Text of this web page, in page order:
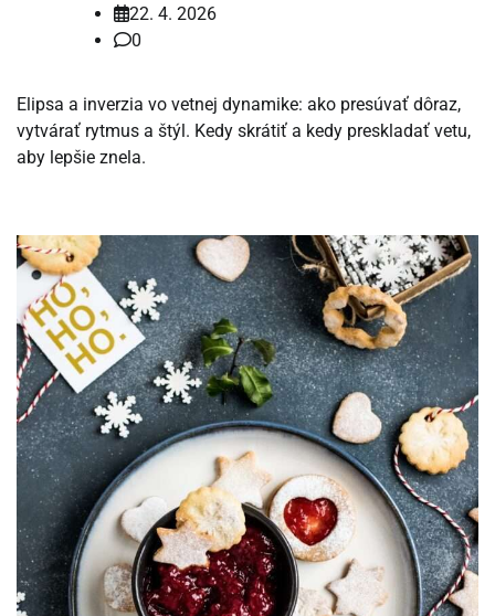
22. 4. 2026
0
Elipsa a inverzia vo vetnej dynamike: ako presúvať dôraz,
vytvárať rytmus a štýl. Kedy skrátiť a kedy preskladať vetu,
aby lepšie znela.